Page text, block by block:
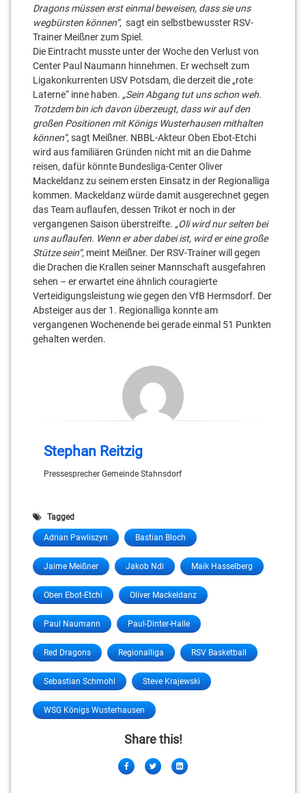
Dragons müssen erst einmal beweisen, dass sie uns
wegbürsten können“, sagt ein selbstbewusster RSV-
Trainer Meißner zum Spiel.
Die Eintracht musste unter der Woche den Verlust von
Center Paul Naumann hinnehmen. Er wechselt zum
Ligakonkurrenten USV Potsdam, die derzeit die „rote
Laterne“ inne haben. „Sein Abgang tut uns schon weh.
Trotzdem bin ich davon überzeugt, dass wir auf den
großen Positionen mit Königs Wusterhausen mithalten
können“, sagt Meißner. NBBL-Akteur Oben Ebot-Etchi
wird aus familiären Gründen nicht mit an die Dahme
reisen, dafür könnte Bundesliga-Center Oliver
Mackeldanz zu seinem ersten Einsatz in der Regionalliga
kommen. Mackeldanz würde damit ausgerechnet gegen
das Team auflaufen, dessen Trikot er noch in der
vergangenen Saison überstreifte. „Oli wird nur selten bei
uns auflaufen. Wenn er aber dabei ist, wird er eine große
Stütze sein“, meint Meißner. Der RSV-Trainer will gegen
die Drachen die Krallen seiner Mannschaft ausgefahren
sehen – er erwartet eine ähnlich couragierte
Verteidigungsleistung wie gegen den VfB Hermsdorf. Der
Absteiger aus der 1. Regionalliga konnte am
vergangenen Wochenende bei gerade einmal 51 Punkten
gehalten werden.
Stephan Reitzig
Pressesprecher Gemeinde Stahnsdorf
Tagged
Adrian Pawliszyn Bastian Bloch
Jaime Meißner Jakob Ndi Maik Hasselberg
Oben Ebot-Etchi Oliver Mackeldanz
Paul Naumann Paul-Dinter-Halle
Red Dragons Regionalliga RSV Basketball
Sebastian Schmohl Steve Krajewski
WSG Königs Wusterhausen
Share this!
FacebookTwitterLinkedIn